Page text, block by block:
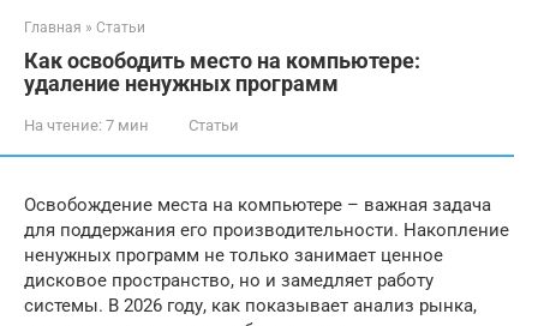
Главная » Статьи
Как освободить место на компьютере:
удаление ненужных программ
На чтение: 7 мин Статьи
Освобождение места на компьютере – важная задача
для поддержания его производительности. Накопление
ненужных программ не только занимает ценное
дисковое пространство, но и замедляет работу
системы. В 2026 году, как показывает анализ рынка,